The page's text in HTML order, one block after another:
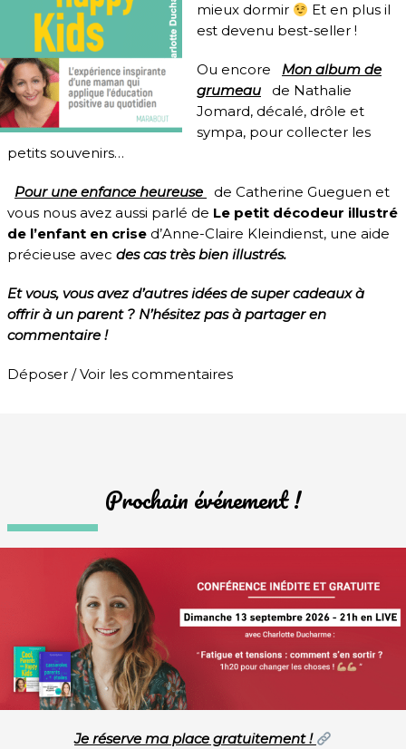
mieux dormir
Et en plus il
est devenu best-seller !
Ou encore
Mon album de
grumeau
de Nathalie
Jomard, décalé, drôle et
sympa, pour collecter les
petits souvenirs…
Pour une enfance heureuse
de Catherine Gueguen et
vous nous avez aussi parlé de Le petit décodeur illustré
de l’enfant en crise d’Anne-Claire Kleindienst, une aide
précieuse avec des cas très bien illustrés.
Et vous, vous avez d’autres idées de super cadeaux à
offrir à un parent ? N’hésitez pas à partager en
commentaire !
Déposer / Voir les commentaires
Prochain événement !
Je réserve ma place gratuitement !